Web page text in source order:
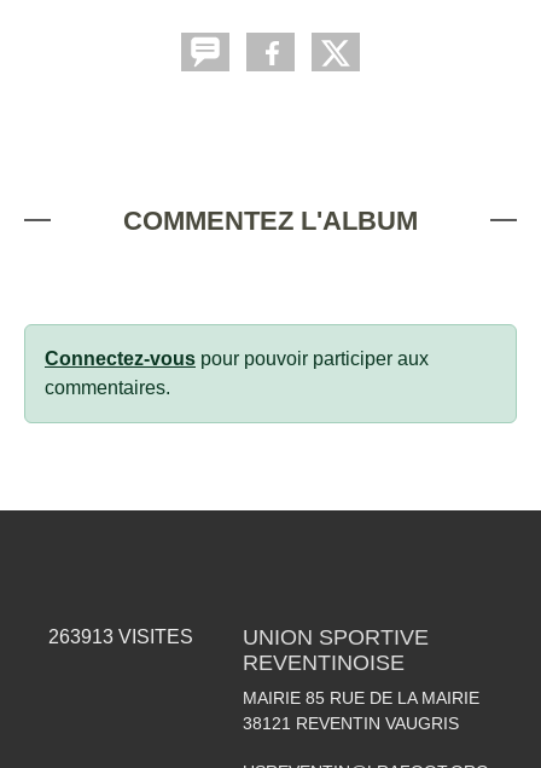
COMMENTEZ L'ALBUM
Connectez-vous pour pouvoir participer aux
commentaires.
263913 VISITES
UNION SPORTIVE
REVENTINOISE
MAIRIE 85 RUE DE LA MAIRIE
38121 REVENTIN VAUGRIS